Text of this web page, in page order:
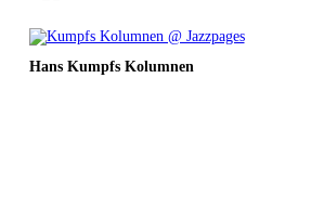
Hans Kumpfs Kolumnen